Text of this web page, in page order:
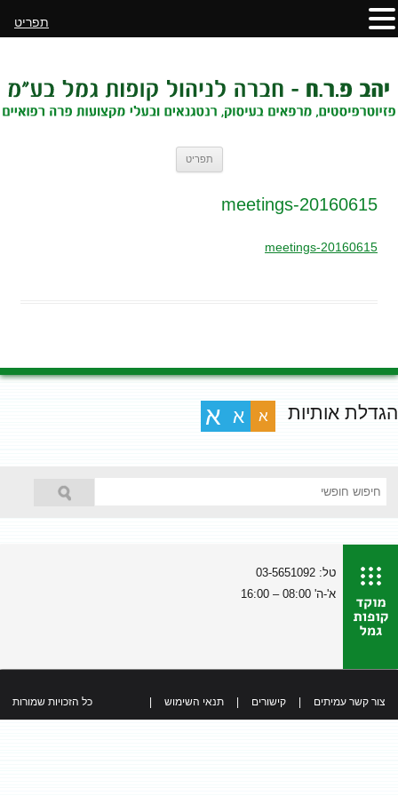
תפריט
20160615-meetings
20160615-meetings
הגדלת אותיות א א א
טל: 03-5651092
א'-ה' 08:00 – 16:00
צור קשר עמיתים קישורים תנאי השימוש כל הזכויות שמורות
תפריט